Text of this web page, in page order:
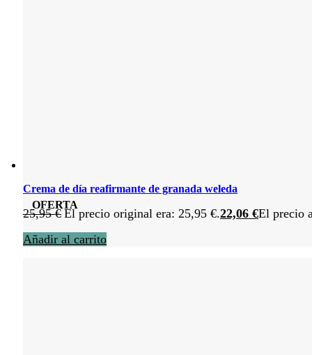
OFERTA
Crema de día reafirmante de granada weleda
25,95€ El precio original era: 25,95 €.22,06 €El precio
Añadir al carrito